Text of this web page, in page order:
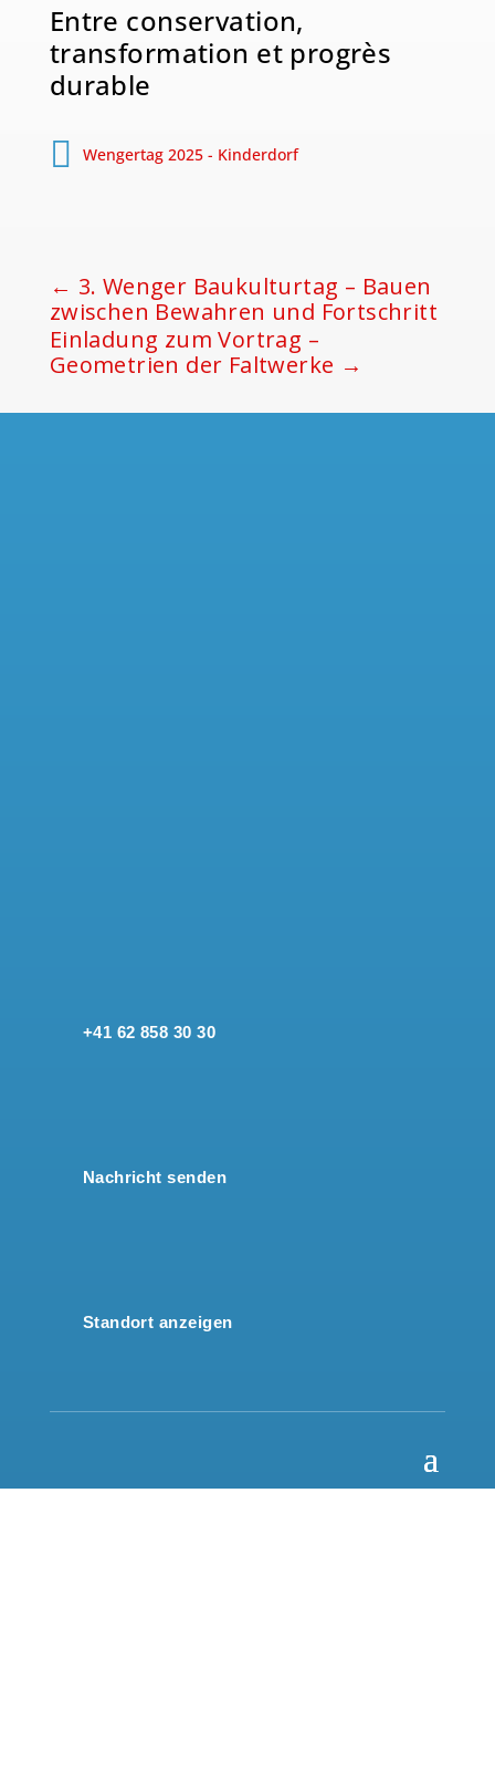
Entre conservation,
transformation et progrès
durable
Wengertag 2025 - Kinderdorf
← 3. Wenger Baukulturtag – Bauen
zwischen Bewahren und Fortschritt
Einladung zum Vortrag –
Geometrien der Faltwerke →
+41 62 858 30 30
Nachricht senden
Standort anzeigen
© Spinform AG